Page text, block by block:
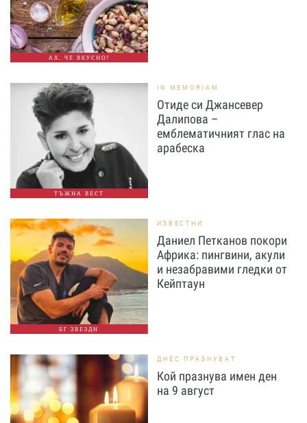
АХ, ЧЕ ВКУСНО!
ТЪЖНА ВЕСТ
IN MEMORIAM
Отиде си Джансевер
Далипова –
емблематичният глас на
арабеска
БГ ЗВЕЗДИ
ИЗВЕСТНИ
Даниел Петканов покори
Африка: пингвини, акули
и незабравими гледки от
Кейптаун
ДНЕС ПРАЗНУВАТ
Кой празнува имен ден
на 9 август